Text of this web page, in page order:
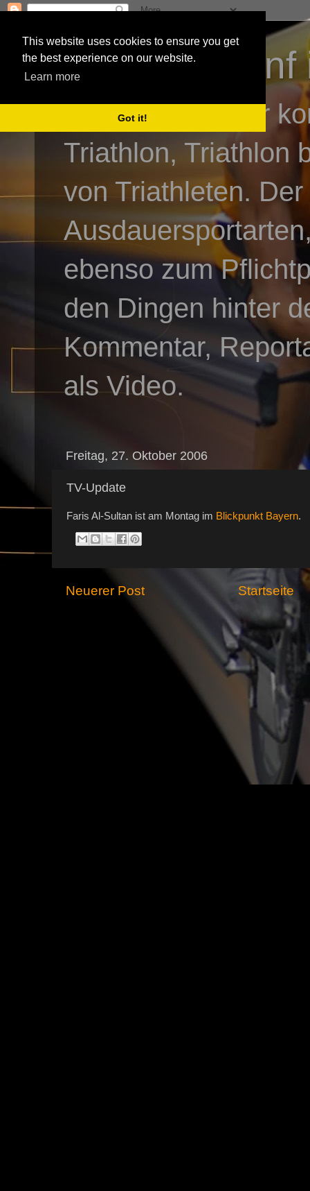
This website uses cookies to ensure you get
the best experience on our website.
Learn more
Got it!
3athlon - #dnf
Kai Baumgartner
Triathlon, Triathlon
von Triathleten.
ebenso zum
den Dingen hinter
Kommentar,
als Video.
Freitag, 27. Oktober 2006
TV-Update
Faris Al-Sultan ist am Montag im Blickpunkt Bayern.
Neuerer Post Startseite